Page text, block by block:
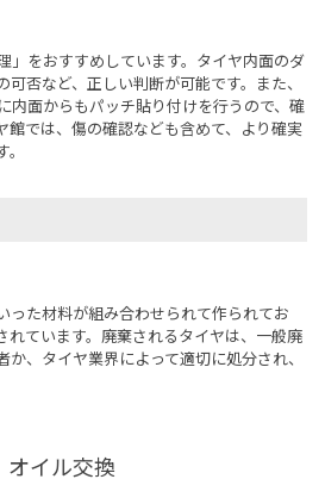
」をおすすめしています。タイヤ内面のダ
否など、正しい判断が可能です。また、
内面からもパッチ貼り付けを行うので、確
館では、傷の確認なども含めて、より確実
った材料が組み合わせられて作られてお
れています。廃棄されるタイヤは、一般廃
、タイヤ業界によって適切に処分され、
オイル交換